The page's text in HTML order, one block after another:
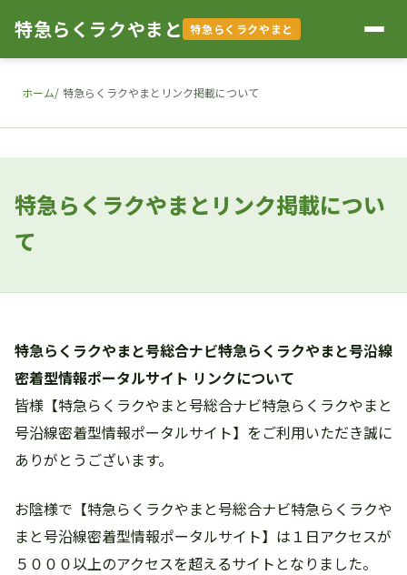
特急らくラクやまと 特急らくラクやまと
ホーム 特急らくラクやまとリンク掲載について
特急らくラクやまとリンク掲載につい
て
特急らくラクやまと号総合ナビ特急らくラクやまと号沿線
密着型情報ポータルサイト リンクについて
皆様【特急らくラクやまと号総合ナビ特急らくラクやまと
号沿線密着型情報ポータルサイト】をご利用いただき誠に
ありがとうございます。
お陰様で【特急らくラクやまと号総合ナビ特急らくラクや
まと号沿線密着型情報ポータルサイト】は１日アクセスが
５０００以上のアクセスを超えるサイトとなりました。